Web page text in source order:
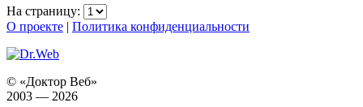
На страницу:
О проекте | Политика конфиденциальности
© «Доктор Веб»
2003 — 2026